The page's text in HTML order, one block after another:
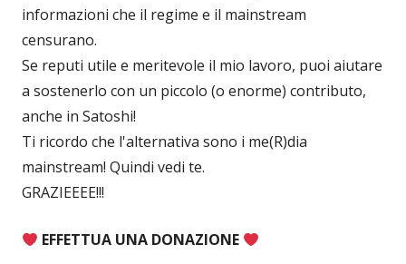
informazioni che il regime e il mainstream
censurano.
Se reputi utile e meritevole il mio lavoro, puoi aiutare
a sostenerlo con un piccolo (o enorme) contributo,
anche in Satoshi!
Ti ricordo che l'alternativa sono i me(R)dia
mainstream! Quindi vedi te.
GRAZIEEEE!!!
EFFETTUA UNA DONAZIONE